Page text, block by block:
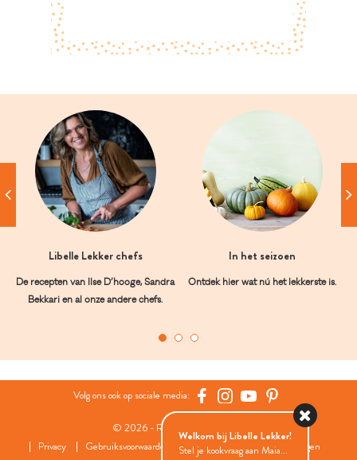
Libelle Lekker chefs
De recepten van Ilse D’hooge, Sandra
Bekkari en al onze andere chefs.
In het seizoen
Ontdek hier wat nú het lekkerste is.
Volg ons ook op sociale media:
© 2026 - Roularta Media Group
Privacy
Gebruiksvoorwaarden Cookies Cookies instellingen
Welkom bij Libelle Lekker!
Stel je kookvraag aan Maia...